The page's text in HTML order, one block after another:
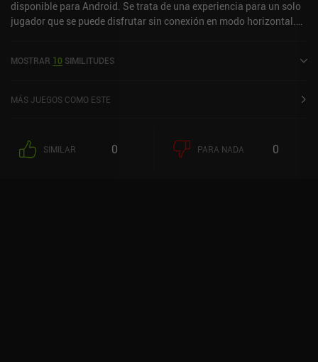
rondas rápidas.
disponible para Android. Se trata de una experiencia para un solo
jugador que se puede disfrutar sin conexión en modo horizontal.
actualmente una puntuación de 3,4 sobre 5,0 en Google Play.
MOSTRAR 10 SIMILITUDES
MÁS JUEGOS COMO ESTE
SIMILAR 0 PARA NADA 0